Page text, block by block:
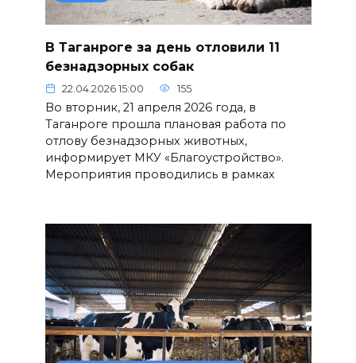
В Таганроге за день отловили 11
безнадзорных собак
22.04.2026 15:00 155
Во вторник, 21 апреля 2026 года, в
Таганроге прошла плановая работа по
отлову безнадзорных животных,
информирует МКУ «Благоустройство».
Мероприятия проводились в рамках